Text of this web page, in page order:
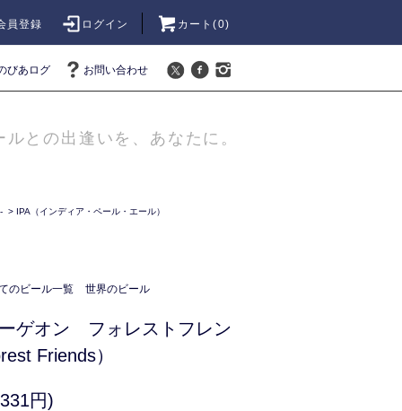
員登録 ログイン カート(0)
びあログ お問い合わせ
との出逢いを、あなたに。
> IPA（インディア・ペール・エール）
のビール一覧 世界のビール
ゲオン フォレストフレン
Friends）
円)